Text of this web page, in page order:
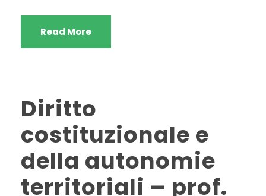
Read More
Diritto
costituzionale e
della autonomie
territoriali – prof.